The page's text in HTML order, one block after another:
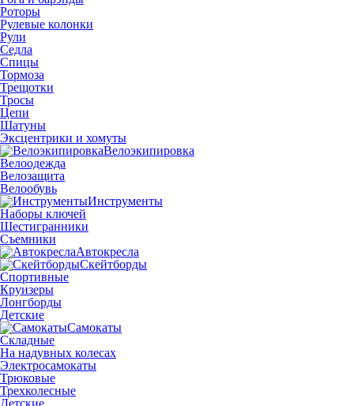
Роторы
Рулевые колонки
Рули
Седла
Спицы
Тормоза
Трещотки
Тросы
Цепи
Шатуны
Эксцентрики и хомуты
Велоэкипировка
Велоодежда
Велозащита
Велообувь
Инструменты
Наборы ключей
Шестигранники
Съемники
Автокресла
Скейтборды
Спортивные
Круизеры
Лонгборды
Детские
Самокаты
Складные
На надувных колесах
Электросамокаты
Трюковые
Трехколесные
Детские